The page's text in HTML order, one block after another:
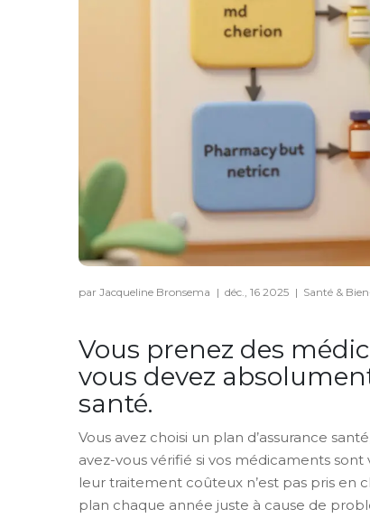
par Jacqueline Bronsema | déc., 16 2025 | Santé &
Vous prenez des
vous devez
santé.
Vous avez choisi un plan d’assurance
avez-vous vérifié si vos médicaments
leur traitement coûteux n’est pas pris en
plan chaque année juste à cause de